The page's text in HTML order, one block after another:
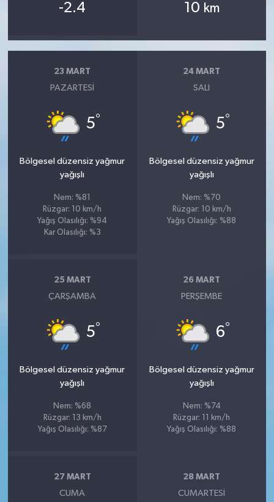
-2.4 10 km
23 MART
PAZARTESI
5°
Bölgesel düzensiz yağmur
yağışlı
Nem: %81
Rüzgar: 10 km/h
Yağış Olasılığı: %94
Kar Olasılığı: %3
24 MART
SALI
5°
Bölgesel düzensiz yağmur
yağışlı
Nem: %70
Rüzgar: 10 km/h
Yağış Olasılığı: %88
25 MART
ÇARŞAMBA
5°
Bölgesel düzensiz yağmur
yağışlı
Nem: %68
Rüzgar: 13 km/h
Yağış Olasılığı: %87
26 MART
PERŞEMBE
6°
Bölgesel düzensiz yağmur
yağışlı
Nem: %74
Rüzgar: 11 km/h
Yağış Olasılığı: %88
27 MART
CUMA
28 MART
CUMARTESI